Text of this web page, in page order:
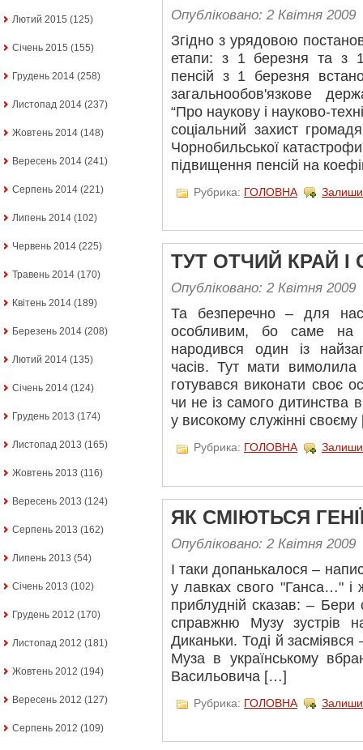
Лютий 2015 (125)
Січень 2015 (155)
Грудень 2014 (258)
Листопад 2014 (237)
Жовтень 2014 (148)
Вересень 2014 (241)
Серпень 2014 (221)
Липень 2014 (102)
Червень 2014 (225)
Травень 2014 (170)
Квітень 2014 (189)
Березень 2014 (208)
Лютий 2014 (135)
Січень 2014 (124)
Грудень 2013 (174)
Листопад 2013 (165)
Жовтень 2013 (116)
Вересень 2013 (124)
Серпень 2013 (162)
Липень 2013 (54)
Січень 2013 (102)
Грудень 2012 (170)
Листопад 2012 (181)
Жовтень 2012 (194)
Вересень 2012 (127)
Серпень 2012 (109)
Опубліковано: 2 Квітня 2009
Згідно з урядовою
етапи: з 1 березня та з 1
пенсій з 1 березня
загальнообов'язкове
“Про наукову і науково-
соціальний захист
Чорнобильської
підвищення пенсій на
Рубрика: ГОЛОВНА
ТУТ ОТЧИЙ КРАЙ І
Опубліковано: 2 Квітня 2009
Та безперечно – для
особливим, бо саме на
народився один із
часів. Тут мати вимолила
готувався виконати своє
чи не із самого дитинства
у високому служінні
Рубрика: ГОЛОВНА
ЯК СМІЮТЬСЯ
Опубліковано: 2 Квітня 2009
І таки допанькалося –
у лавках свого "Ганса…" і
приблудній сказав: –
справжню Музу зустрів
Диканьки. Тоді й
Муза в українському
Васильовича […]
Рубрика: ГОЛОВНА